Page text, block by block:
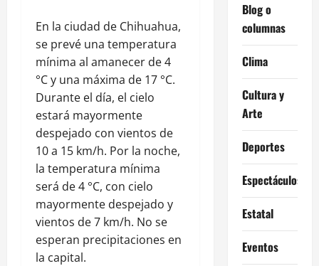
En la ciudad de Chihuahua,
se prevé una temperatura
mínima al amanecer de 4
°C y una máxima de 17 °C.
Durante el día, el cielo
estará mayormente
despejado con vientos de
10 a 15 km/h. Por la noche,
la temperatura mínima
será de 4 °C, con cielo
mayormente despejado y
vientos de 7 km/h. No se
esperan precipitaciones en
la capital.
Blog o
columnas
Clima
Cultura y
Arte
Deportes
Espectáculos
Estatal
Eventos